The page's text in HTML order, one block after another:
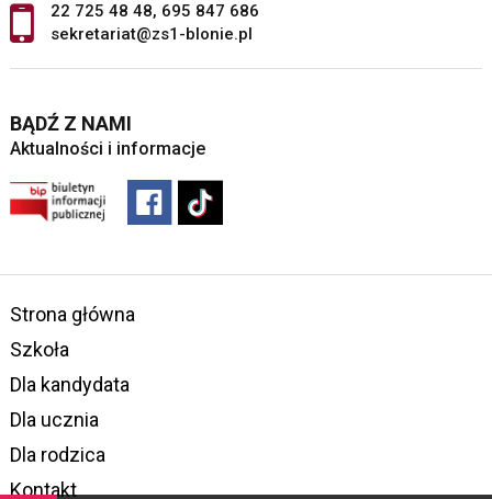
22 725 48 48, 695 847 686
sekretariat@zs1-blonie.pl
BĄDŹ Z NAMI
Aktualności i informacje
Strona główna
Szkoła
Dla kandydata
Dla ucznia
Dla rodzica
Kontakt